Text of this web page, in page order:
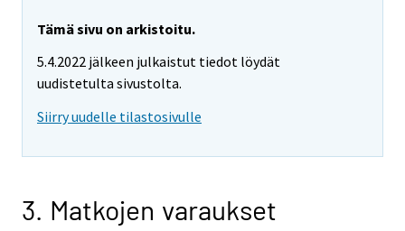
Tämä sivu on arkistoitu.
5.4.2022 jälkeen julkaistut tiedot löydät
uudistetulta sivustolta.
Siirry uudelle tilastosivulle
3. Matkojen varaukset